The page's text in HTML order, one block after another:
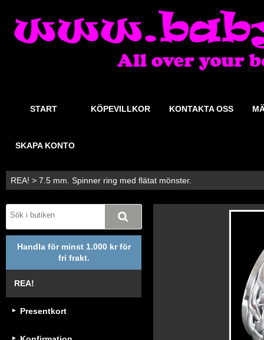
START KÖPEVILLKOR KONTAKTA OSS
SKAPA KONTO
REA! > 7.5 mm. Spinner ring med flätat mönster.
Handla för minst 1.000 kr för
fri frakt.
REA!
Presentkort